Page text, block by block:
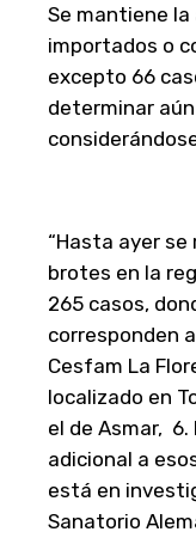
Se mantiene la
importados o
excepto 66
determinar
“Hasta ayer
brotes en la
265 casos,
corresponden
Cesfam La
localizado en
el de Asmar,
adicional a
está en
Sanatorio